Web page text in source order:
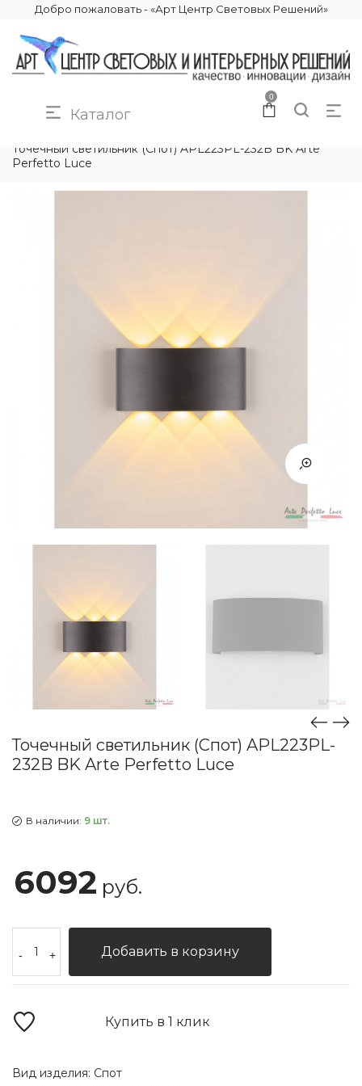
Добро пожаловать - «Арт Центр Световых Решений»
Каталог
0
Точечный светильник (Спот) APL223PL-232B BK Arte
Perfetto Luce
Точечный светильник (Спот) APL223PL-
232B BK Arte Perfetto Luce
В наличии: 9 шт.
6092 руб.
- + Добавить в корзину
Купить в 1 клик
Вид изделия: Спот